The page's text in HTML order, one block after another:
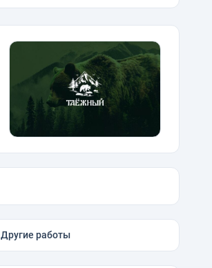
Другие работы